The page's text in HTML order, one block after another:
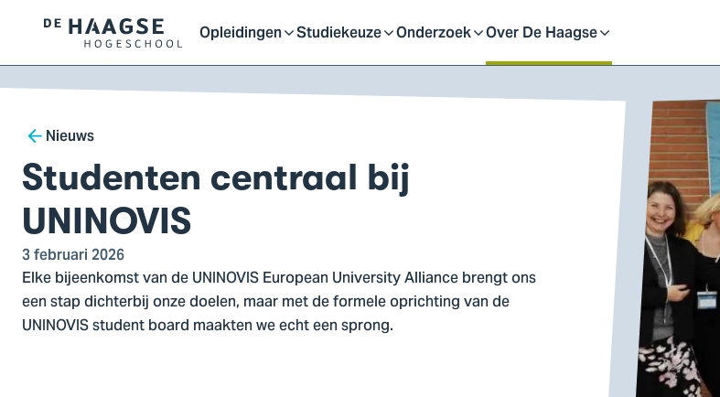
Logo
van
De
Hogeschool,
ga
naar
de
homepagina
Opleidingen
Open
sluit
Studiekeuze
Open
sluit
Onderzoek
Open
sluit
Over De Haagse
Open
Breadcrumb
Nieuws
Studenten centraal bij
UNINOVIS
3 februari 2026
Elke bijeenkomst van de UNINOVIS European University Alliance brengt ons
een stap dichterbij onze doelen, maar met de formele oprichting van de
UNINOVIS student board maakten we echt een sprong.